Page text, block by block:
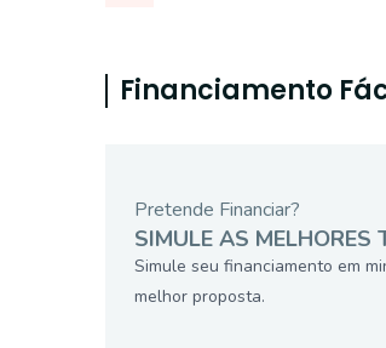
Financiamento
Pretende Financiar?
SIMULE AS MELHORES
Simule seu financiamento em
melhor proposta.